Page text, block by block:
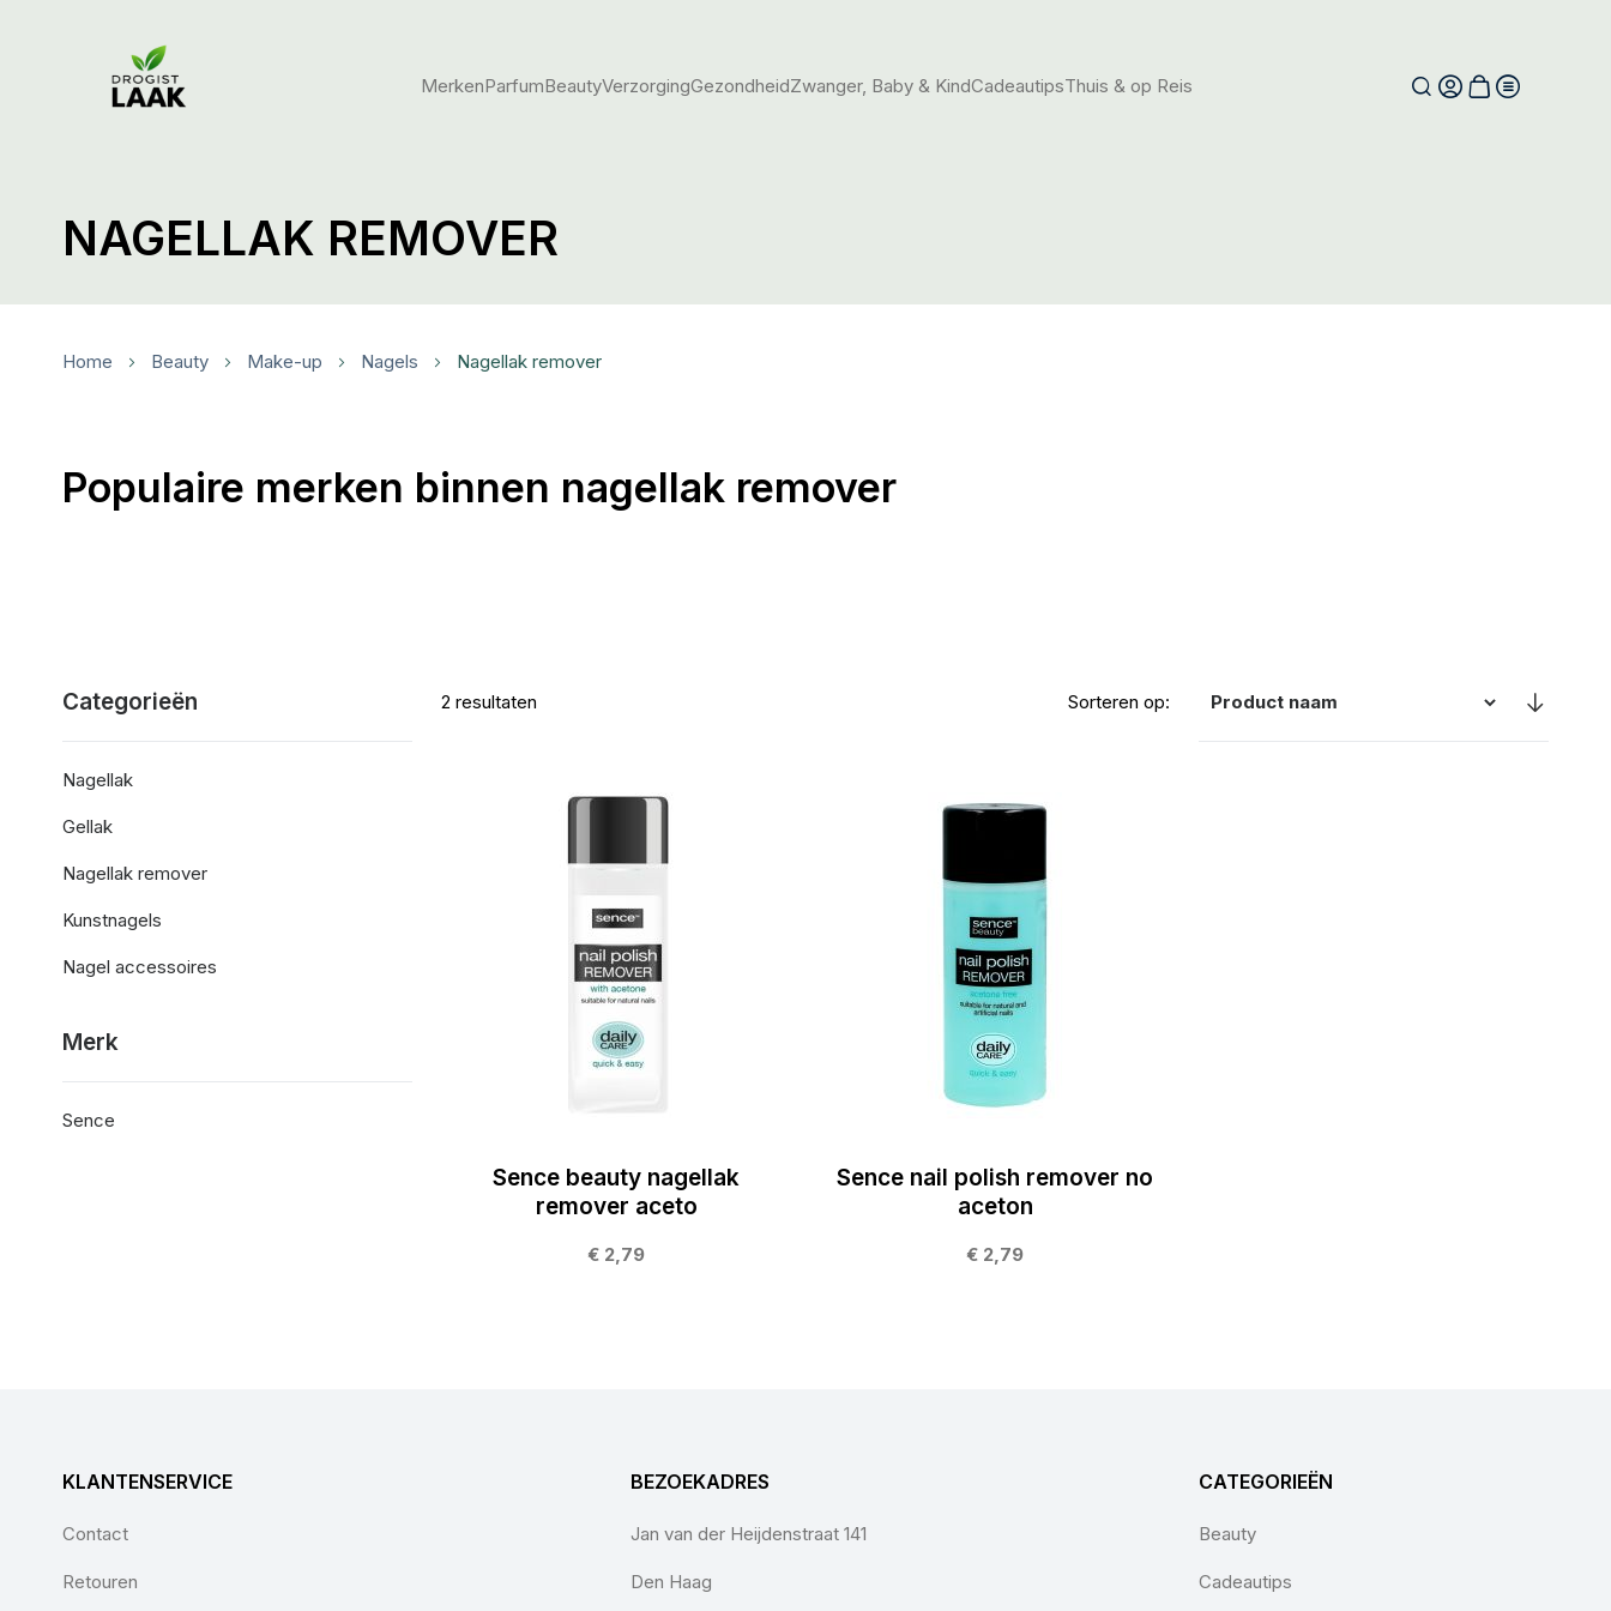
MerkenParfumBeautyVerzorgingGezondheidZwanger, Baby & KindCadeautipsThuis & op Reis
NAGELLAK REMOVER
Home Beauty Make-up Nagels Nagellak remover
Populaire merken binnen nagellak remover
2 resultaten Sorteren op:
Sence beauty nagellak
remover aceto
€ 2,79
Sence nail polish remover no
aceton
€ 2,79
Categorieën
Nagellak
Gellak
Nagellak remover
Kunstnagels
Nagel accessoires
Merk
Sence
KLANTENSERVICE
Contact
Retouren
BEZOEKADRES
Jan van der Heijdenstraat 141
Den Haag
CATEGORIEËN
Beauty
Cadeautips